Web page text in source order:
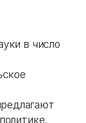
в число